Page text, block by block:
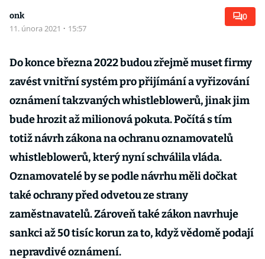
onk
11. února 2021 · 15:57
0
Do konce března 2022 budou zřejmě muset firmy
zavést vnitřní systém pro přijímání a vyřizování
oznámení takzvaných whistleblowerů, jinak jim
bude hrozit až milionová pokuta. Počítá s tím
totiž návrh zákona na ochranu oznamovatelů
whistleblowerů, který nyní schválila vláda.
Oznamovatelé by se podle návrhu měli dočkat
také ochrany před odvetou ze strany
zaměstnavatelů. Zároveň také zákon navrhuje
sankci až 50 tisíc korun za to, když vědomě podají
nepravdivé oznámení.